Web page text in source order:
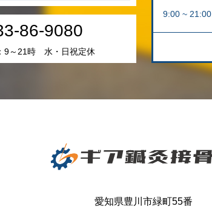
86-9080
9～21時 水・日祝定休
9:00 ~ 21:00
愛知県豊川市緑町55番